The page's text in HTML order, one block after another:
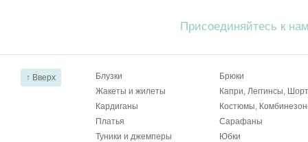
Присоединяйтесь к
↑ Вверх Блузки
Брюки
Жакеты и жилеты
Капри, Леггинсы,
Кардиганы
Костюмы,
Платья
Сарафаны
Туники и джемперы
Юбки